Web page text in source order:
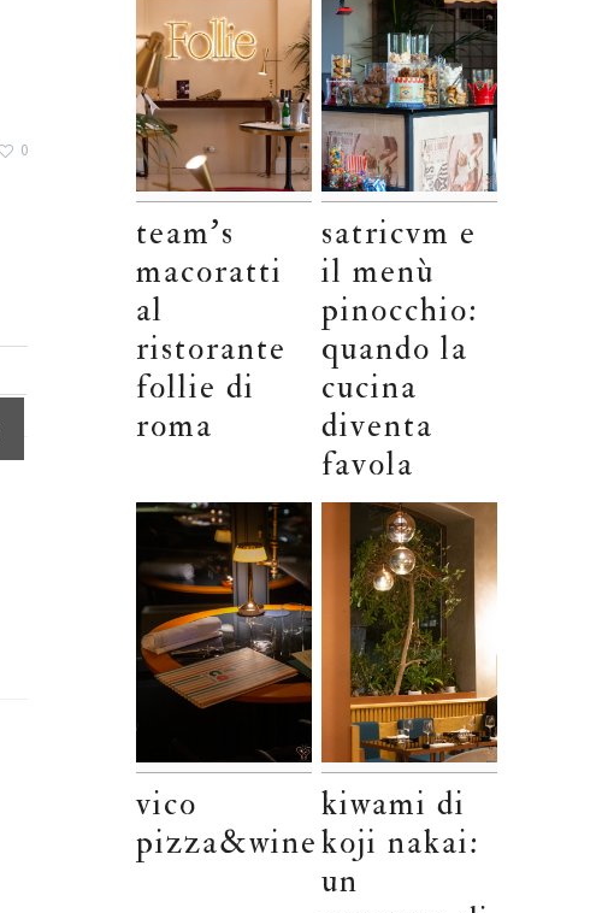
0
team’s
macoratti
al
ristorante
follie di
roma
satricvm e
il menù
pinocchio:
quando la
cucina
diventa
favola
vico
pizza&wine
kiwami di
koji nakai:
un